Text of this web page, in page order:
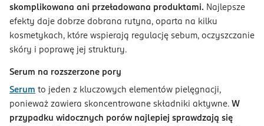
skomplikowana ani przeładowana produktami. Najlepsze
efekty daje dobrze dobrana rutyna, oparta na kilku
kosmetykach, które wspierają regulację sebum, oczyszczanie
skóry i poprawę jej struktury.
Serum na rozszerzone pory
Serum to jeden z kluczowych elementów pielęgnacji,
ponieważ zawiera skoncentrowane składniki aktywne. W
przypadku widocznych porów najlepiej sprawdzają się